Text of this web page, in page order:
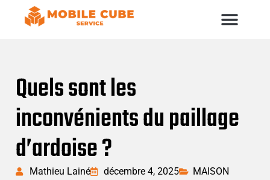
Quels sont les
inconvénients du paillage
d’ardoise ?
Mathieu Lainé décembre 4, 2025 MAISON